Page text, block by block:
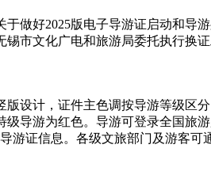
好2025版电子导游证启动和导游
锡市文化广电和旅游局委托执行换
设计，证件主色调按导游等级区分
导游为红色。导游可登录全国旅
游证信息。各级文旅部门及游客可